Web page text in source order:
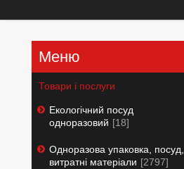
Товари і послуги
Екологічний посуд
одноразовий
18
Одноразова упаковка, посуд,
витратні матеріали
2797